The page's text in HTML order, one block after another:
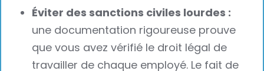
Éviter des sanctions civiles lourdes :
une documentation rigoureuse prouve
que vous avez vérifié le droit légal de
travailler de chaque employé. Le fait de